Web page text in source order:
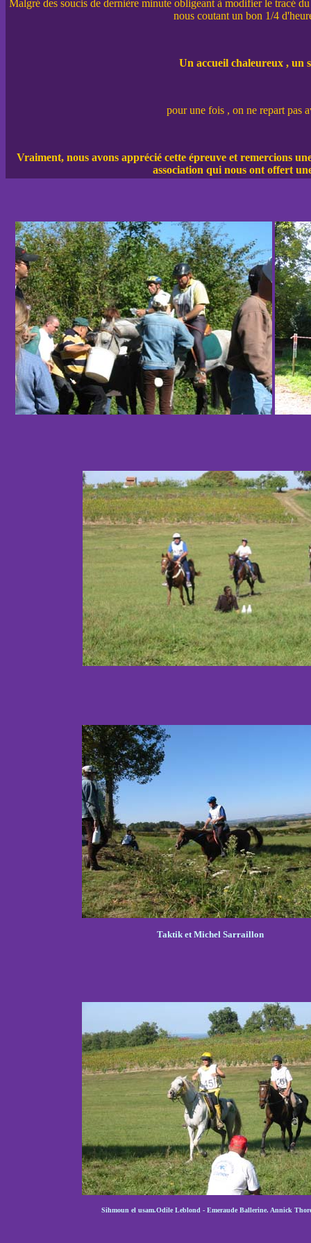
Malgré des soucis de dernière minute obligeant à modifier le tracé
nous coutant un bon 1/4
Un accueil chaleureux , un
pour une fois , on ne repart pas
Vraiment, nous avons apprécié cette épreuve et remercions
association qui nous ont offert
Taktik et Michel Sarraillon
Sihmoun el usam.Odile Leblond - Emeraude Ballerine. Annick